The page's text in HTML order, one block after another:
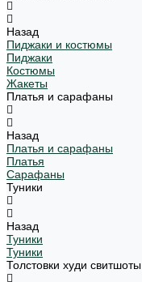
Назад
Пиджаки и костюмы
Пиджаки
Костюмы
Жакеты
Платья и сарафаны
Назад
Платья и сарафаны
Платья
Сарафаны
Туники
Назад
Туники
Туники
Толстовки худи свитшоты